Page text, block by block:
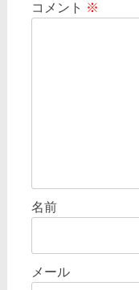
コメント ※
名前
メール